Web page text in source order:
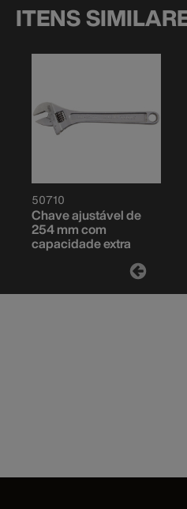
ITENS
50710
Chave ajustável de
254 mm com
capacidade extra